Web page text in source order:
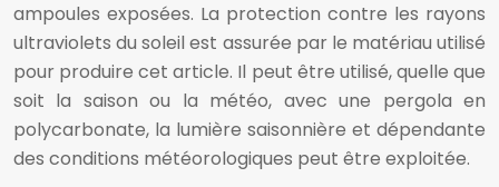
ampoules exposées. La protection contre les rayons
ultraviolets du soleil est assurée par le matériau utilisé
pour produire cet article. Il peut être utilisé, quelle que
soit la saison ou la météo, avec une pergola en
polycarbonate, la lumière saisonnière et dépendante
des conditions météorologiques peut être exploitée.